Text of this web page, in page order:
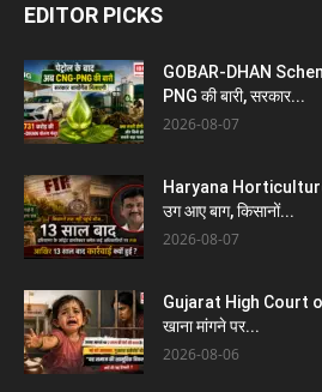
EDITOR PICKS
GOBAR-DHAN
PNG की बारी, सरकार...
2026-08-07
Haryana
उग आए बाग, किसानों...
2026-08-07
Gujarat High Court
खाना मांगने पर...
2026-08-06